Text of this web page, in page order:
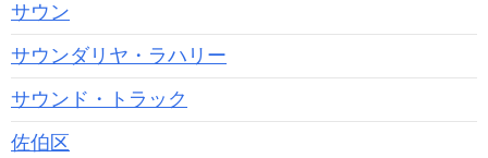
サウン
サウンダリヤ・ラハリー
サウンド・トラック
佐伯区